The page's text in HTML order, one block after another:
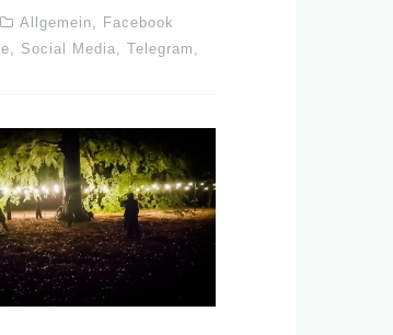
Allgemein
Facebook
Social Media Telegram